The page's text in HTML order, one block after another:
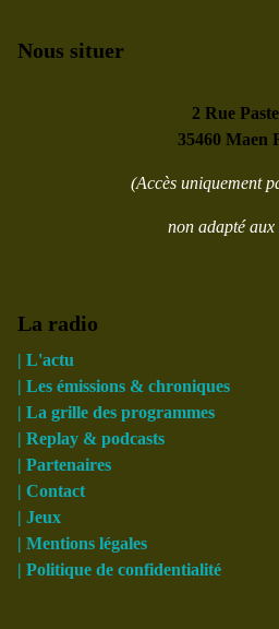
Nous situer
2 Rue
35460 Maen
(Accès uniquement
non adapté
La radio
| L'actu
| Les émissions & chroniques
| La grille des programmes
| Replay & podcasts
| Partenaires
| Contact
| Jeux
| Mentions légales
| Politique de confidentialité